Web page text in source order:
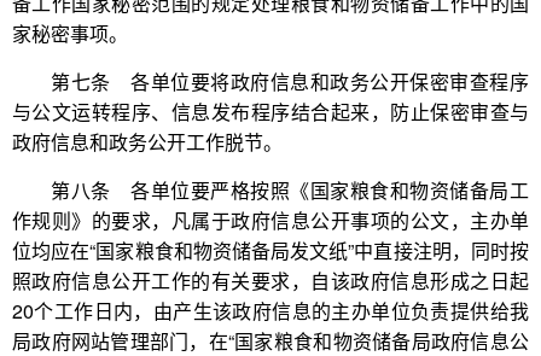
家秘密事项。
第七条 各单位要将政府信息和政务公开保密审查程序
与公文运转程序、信息发布程序结合起来，防止保密审查与
政府信息和政务公开工作脱节。
第八条 各单位要严格按照《国家粮食和物资储备局工
作规则》的要求，凡属于政府信息公开事项的公文，主办单
位均应在“国家粮食和物资储备局发文纸”中直接注明，同时按
照政府信息公开工作的有关要求，自该政府信息形成之日起
20个工作日内，由产生该政府信息的主办单位负责提供给我
局政府网站管理部门，在“国家粮食和物资储备局政府信息公